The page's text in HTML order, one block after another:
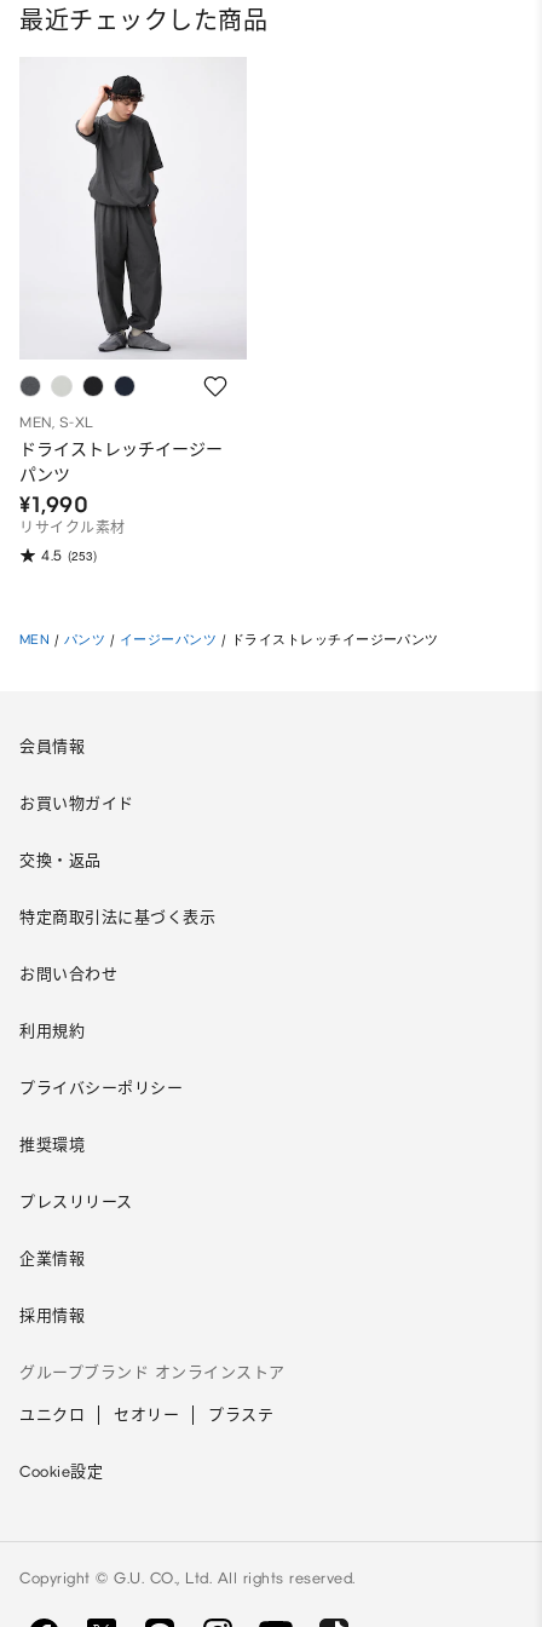
最近チェックした商品
MEN, S-XL
ドライストレッチイージー
パンツ
¥1,990
リサイクル素材
4.5 (253)
MEN / パンツ / イージーパンツ / ドライストレッチイージーパンツ
会員情報
お買い物ガイド
交換・返品
特定商取引法に基づく表示
お問い合わせ
利用規約
プライバシーポリシー
推奨環境
プレスリリース
企業情報
採用情報
グループブランド オンラインストア
ユニクロ セオリー プラステ
Cookie設定
Copyright © G.U. CO., Ltd. All rights reserved.